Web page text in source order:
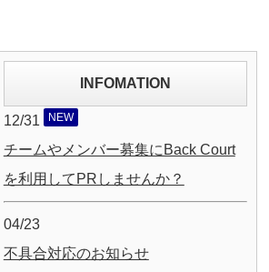
INFOMATION
12/31 NEW
チームやメンバー募集にBack Court
を利用してPRしませんか？
04/23
不具合対応のお知らせ